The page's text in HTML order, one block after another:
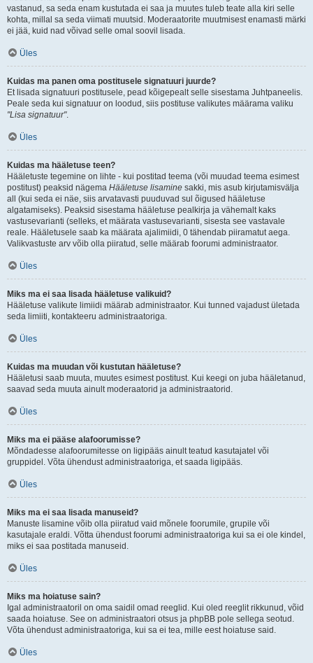
vastanud, sa seda enam kustutada ei saa ja muutes tuleb teate alla kiri selle
kohta, millal sa seda viimati muutsid. Moderaatorite muutmisest enamasti märki
ei jää, kuid nad võivad selle omal soovil lisada.
Üles
Kuidas ma panen oma postitusele signatuuri juurde?
Et lisada signatuuri postitusele, pead kõigepealt selle sisestama Juhtpaneelis.
Peale seda kui signatuur on loodud, siis postituse valikutes määrama valiku
"Lisa signatuur".
Üles
Kuidas ma hääletuse teen?
Hääletuste tegemine on lihte - kui postitad teema (või muudad teema esimest
postitust) peaksid nägema Hääletuse lisamine sakki, mis asub kirjutamisvälja
all (kui seda ei näe, siis arvatavasti puuduvad sul õigused hääletuse
algatamiseks). Peaksid sisestama hääletuse pealkirja ja vähemalt kaks
vastusevarianti (selleks, et määrata vastusevarianti, sisesta see vastavale
reale. Hääletusele saab ka määrata ajalimiidi, 0 tähendab piiramatut aega.
Valikvastuste arv võib olla piiratud, selle määrab foorumi administraator.
Üles
Miks ma ei saa lisada hääletuse valikuid?
Hääletuse valikute limiidi määrab administraator. Kui tunned vajadust ületada
seda limiiti, kontakteeru administraatoriga.
Üles
Kuidas ma muudan või kustutan hääletuse?
Hääletusi saab muuta, muutes esimest postitust. Kui keegi on juba hääletanud,
saavad seda muuta ainult moderaatorid ja administraatorid.
Üles
Miks ma ei pääse alafoorumisse?
Mõndadesse alafoorumitesse on ligipääs ainult teatud kasutajatel või
gruppidel. Võta ühendust administraatoriga, et saada ligipääs.
Üles
Miks ma ei saa lisada manuseid?
Manuste lisamine võib olla piiratud vaid mõnele foorumile, grupile või
kasutajale eraldi. Võtta ühendust foorumi administraatoriga kui sa ei ole kindel,
miks ei saa postitada manuseid.
Üles
Miks ma hoiatuse sain?
Igal administraatoril on oma saidil omad reeglid. Kui oled reeglit rikkunud, võid
saada hoiatuse. See on administraatori otsus ja phpBB pole sellega seotud.
Võta ühendust administraatoriga, kui sa ei tea, mille eest hoiatuse said.
Üles